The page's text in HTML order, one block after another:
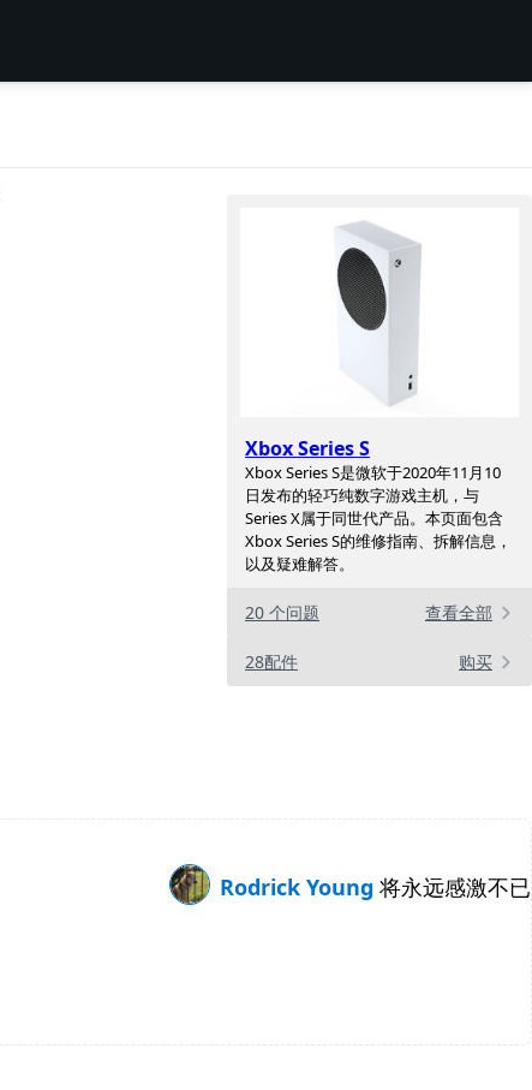
Xbox Series S
Xbox Series S是微软于2020年11月10
日发布的轻巧纯数字游戏主机，与
Series X属于同世代产品。本页面包含
Xbox Series S的维修指南、拆解信息，
以及疑难解答。
20 个问题 查看全部
28配件 购买
Rodrick Young 将永远感激不已